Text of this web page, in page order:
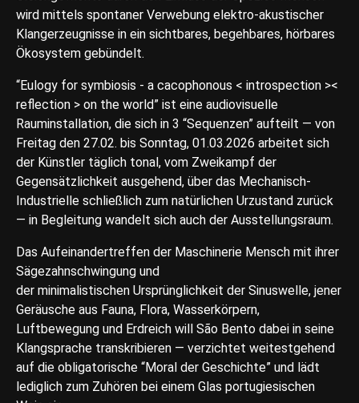
wird mittels spontaner Verwebung elektro-akustischer
Klangerzeugnisse in ein sichtbares, begehbares, hörbares
Ökosystem gebündelt.
“Eulogy for symbiosis - a cacophonous < introspection ><
reflection > on the world” ist eine audiovisuelle
Rauminstallation, die sich in 3 “Sequenzen” aufteilt — von
Freitag den 27.02. bis Sonntag, 01.03.2026 arbeitet sich
der Künstler täglich tonal, vom Zweikampf der
Gegensätzlichkeit ausgehend, über das Mechanisch-
Industrielle schließlich zum natürlichen Urzustand zurück
— in Begleitung wandelt sich auch der Ausstellungsraum.
Das Aufeinandertreffen der Maschinerie Mensch mit ihrer
Sägezahnschwingung und
der minimalistischen Ursprünglichkeit der Sinuswelle, jener
Geräusche aus Fauna, Flora, Wasserkörpern,
Luftbewegung und Erdreich will São Bento dabei in seine
Klangsprache transkribieren — verzichtet weitestgehend
auf die obligatorische “Moral der Geschichte” und lädt
lediglich zum Zuhören bei einem Glas portugiesischen